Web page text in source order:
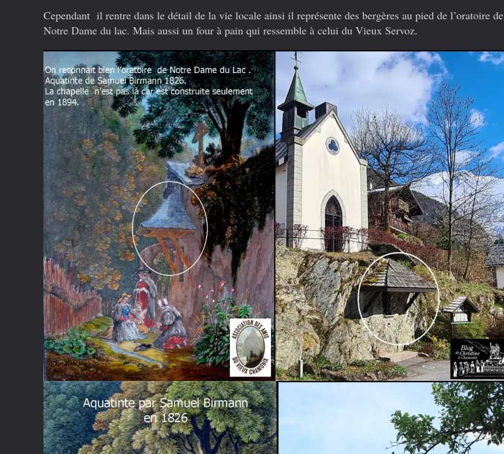
Cependant il rentre dans le détail de la vie locale ainsi il représente des bergères au pied de l’oratoire de
Notre Dame du lac. Mais aussi un four à pain qui ressemble à celui du Vieux Servoz.